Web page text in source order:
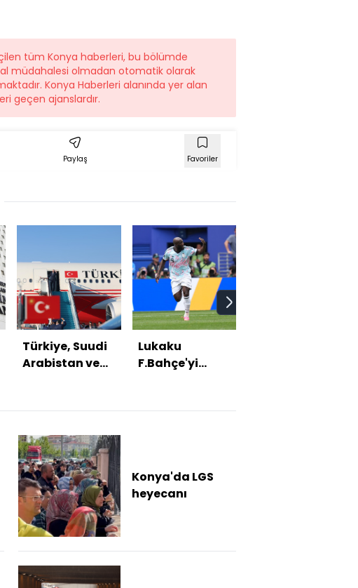
tüm Konya haberleri, bu bölümde
müdahalesi olmadan otomatik olarak
Konya Haberleri alanında yer alan
geçen ajanslardır.
Paylaş Favoriler
Türkiye, Suudi
Arabistan ve
anlaşması
Lukaku
F.Bahçe'yi
Konya'da LGS
heyecanı